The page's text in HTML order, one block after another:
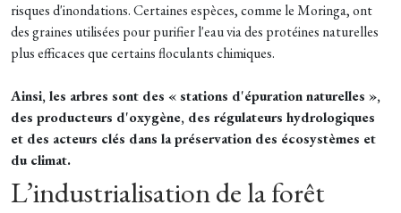
risques d'inondations. Certaines espèces, comme le Moringa, ont
des graines utilisées pour purifier l'eau via des protéines naturelles
plus efficaces que certains floculants chimiques.​
Ainsi, les arbres sont des « stations d'épuration naturelles »,
des producteurs d'oxygène, des régulateurs hydrologiques
et des acteurs clés dans la préservation des écosystèmes et
du climat.
L’industrialisation de la forêt